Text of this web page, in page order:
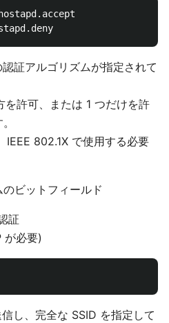
証アルゴリズムが指定されて
許可、または 1 つだけを許
IEEE 802.1X で使用する必要
ビットフィールド
証
が必要)
し、完全な SSID を指定して